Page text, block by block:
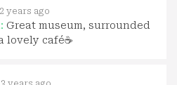
2 years ago
Great museum, surrounded
lovely café☕